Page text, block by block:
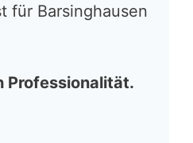
für Barsinghausen
Professionalität.